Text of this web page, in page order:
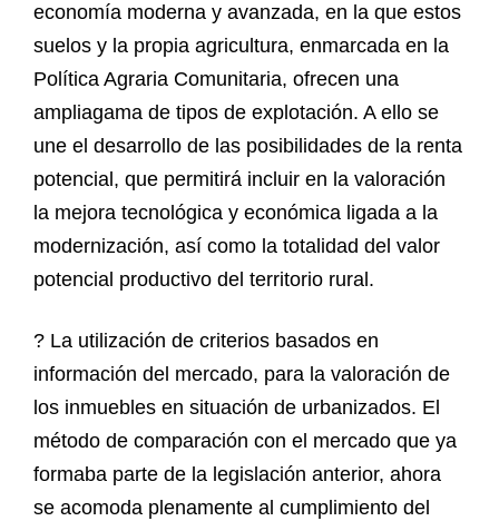
economía moderna y avanzada, en la que estos
suelos y la propia agricultura, enmarcada en la
Política Agraria Comunitaria, ofrecen una
ampliagama de tipos de explotación. A ello se
une el desarrollo de las posibilidades de la renta
potencial, que permitirá incluir en la valoración
la mejora tecnológica y económica ligada a la
modernización, así como la totalidad del valor
potencial productivo del territorio rural.
? La utilización de criterios basados en
información del mercado, para la valoración de
los inmuebles en situación de urbanizados. El
método de comparación con el mercado que ya
formaba parte de la legislación anterior, ahora
se acomoda plenamente al cumplimiento del